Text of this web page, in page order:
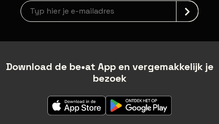
Nieuwsbrief aanmelding
Download de be•at App en vergemakkelijk je
bezoek